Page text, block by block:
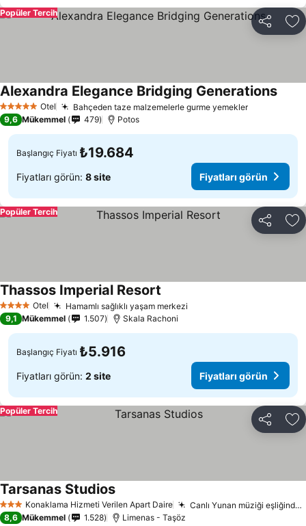
Paylaş
Popüler Tercih
5 Yıldız Otel Bahçeden taze malzemelerle gurme yemekler
Alexandra Elegance Bridging Generations
9,6 Mükemmel 479 Potos
Başlangıç Fiyatı ₺19.684
Fiyatları görün: 8 site Fiyatları görün
Paylaş
Popüler Tercih
4 Yıldız Otel Hamamlı sağlıklı yaşam merkezi
Thassos Imperial Resort
9,1 Mükemmel 1.507 Skala Rachoni
Başlangıç Fiyatı ₺5.916
Fiyatları görün: 2 site Fiyatları görün
Paylaş
Popüler Tercih
3 YıldızKonaklama Hizmeti Verilen Apart Daire Canlı Yunan müziği eşliğinde temalı akşamlar
Tarsanas Studios
8,6 Mükemmel 1.528 Limenas - Taşöz